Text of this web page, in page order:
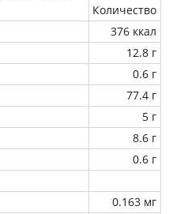
Количество
376 ккал
12.8 г
0.6 г
77.4 г
5 г
8.6 г
0.6 г
0.163 мг